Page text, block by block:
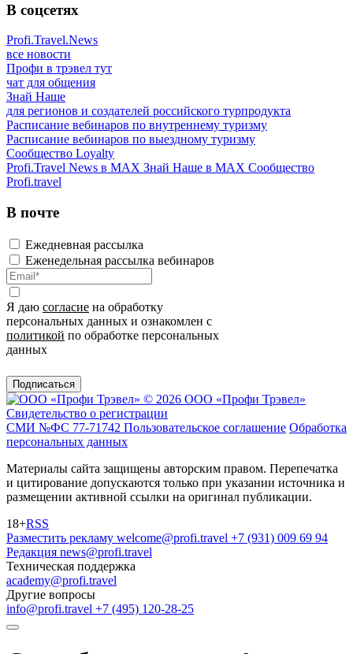
В соцсетях
Profi.Travel.News
все новости
Профи в трэвел тут
чат для общения
Знай Наше
для регионов и создателей российского турпродукта
Расписание вебинаров по внутреннему туризму
Расписание вебинаров по выездному туризму
Сообщество Loyalty
Profi.Travel News в MAX Знай Наше в MAX Сообщество
Profi.travel
В почте
Ежедневная рассылка
Еженедельная рассылка вебинаров
Я даю согласие на обработку
персональных данных и ознакомлен с
политикой по обработке персональных
данных
Подписаться
© 2026 ООО «Профи Трэвeл»
Свидетельство о регистрации
СМИ №ФС 77-71742 Пользовательское соглашение Обработка
персональных данных
Материалы сайта защищены авторским правом. Перепечатка
и цитирование допускаются только при указании источника и
размещении активной ссылки на оригинал публикации.
18+RSS
Разместить рекламу welcome@profi.travel +7 (931) 009 69 94
Редакция news@profi.travel
Техническая поддержка
academy@profi.travel
Другие вопросы
info@profi.travel +7 (495) 120-28-25